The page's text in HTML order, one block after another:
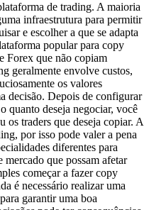
de trading. A maioria
infraestrutura para permitir
e escolher a que se adapta
popular para copy
Forex que não copiam
geralmente envolve custos,
os valores
decisão. Depois de configurar
quanto deseja negociar, você
os traders que deseja copiar. A
por isso pode valer a pena
diferentes para
mercado que possam afetar
começar a fazer copy
é necessário realizar uma
garantir uma boa